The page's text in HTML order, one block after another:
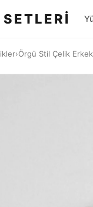
›Örgü Stil Çelik